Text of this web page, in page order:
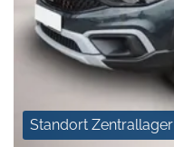
Standort Zentrallager